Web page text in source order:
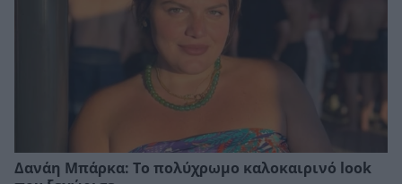
Δανάη Μπάρκα: Το πολύχρωμο καλοκαιρινό look